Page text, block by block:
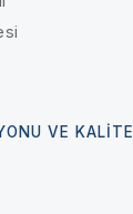
VE KALITE